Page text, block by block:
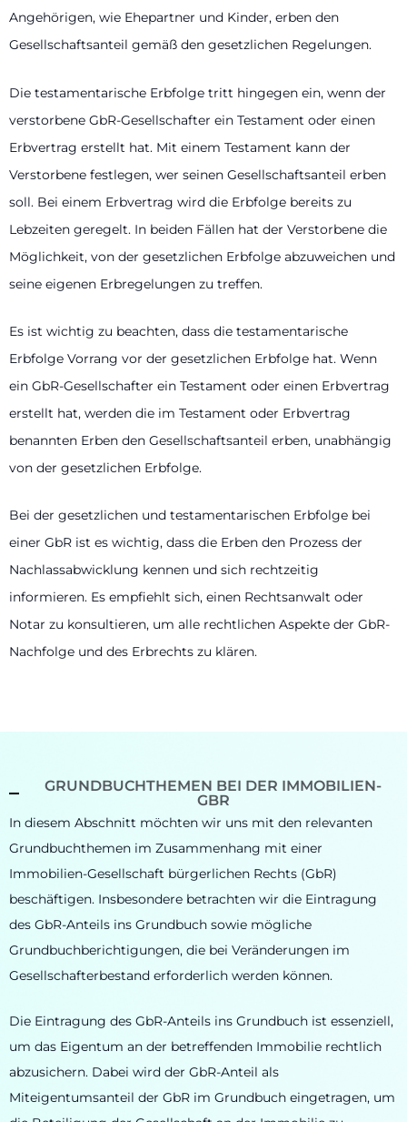
Angehörigen, wie Ehepartner und Kinder, erben den
Gesellschaftsanteil gemäß den gesetzlichen Regelungen.
Die testamentarische Erbfolge tritt hingegen ein, wenn der
verstorbene GbR-Gesellschafter ein Testament oder einen
Erbvertrag erstellt hat. Mit einem Testament kann der
Verstorbene festlegen, wer seinen Gesellschaftsanteil erben
soll. Bei einem Erbvertrag wird die Erbfolge bereits zu
Lebzeiten geregelt. In beiden Fällen hat der Verstorbene die
Möglichkeit, von der gesetzlichen Erbfolge abzuweichen und
seine eigenen Erbregelungen zu treffen.
Es ist wichtig zu beachten, dass die testamentarische
Erbfolge Vorrang vor der gesetzlichen Erbfolge hat. Wenn
ein GbR-Gesellschafter ein Testament oder einen Erbvertrag
erstellt hat, werden die im Testament oder Erbvertrag
benannten Erben den Gesellschaftsanteil erben, unabhängig
von der gesetzlichen Erbfolge.
Bei der gesetzlichen und testamentarischen Erbfolge bei
einer GbR ist es wichtig, dass die Erben den Prozess der
Nachlassabwicklung kennen und sich rechtzeitig
informieren. Es empfiehlt sich, einen Rechtsanwalt oder
Notar zu konsultieren, um alle rechtlichen Aspekte der GbR-
Nachfolge und des Erbrechts zu klären.
GRUNDBUCHTHEMEN BEI DER IMMOBILIEN-
GBR
In diesem Abschnitt möchten wir uns mit den relevanten
Grundbuchthemen im Zusammenhang mit einer
Immobilien-Gesellschaft bürgerlichen Rechts (GbR)
beschäftigen. Insbesondere betrachten wir die Eintragung
des GbR-Anteils ins Grundbuch sowie mögliche
Grundbuchberichtigungen, die bei Veränderungen im
Gesellschafterbestand erforderlich werden können.
Die Eintragung des GbR-Anteils ins Grundbuch ist essenziell,
um das Eigentum an der betreffenden Immobilie rechtlich
abzusichern. Dabei wird der GbR-Anteil als
Miteigentumsanteil der GbR im Grundbuch eingetragen, um